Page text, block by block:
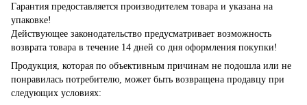
Гарантия предоставляется производителем товара и указана на
упаковке!
Действующее законодательство предусматривает возможность
возврата товара в течение 14 дней со дня оформления покупки!
Продукция, которая по объективным причинам не подошла или не
понравилась потребителю, может быть возвращена продавцу при
следующих условиях: